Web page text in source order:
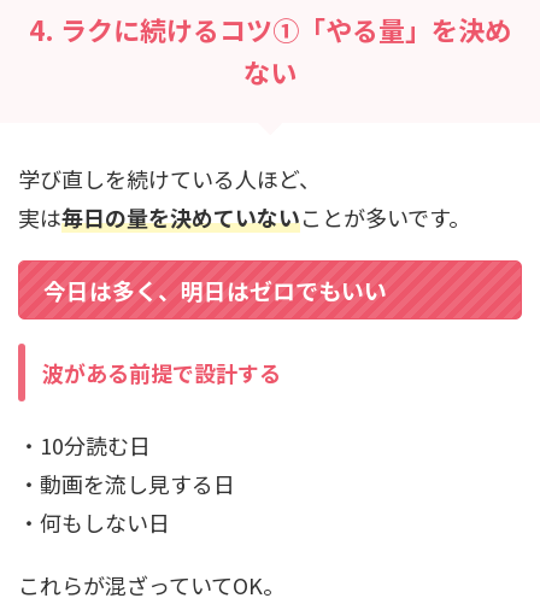
4. ラクに続けるコツ①「やる量」を決め
ない
学び直しを続けている人ほど、
実は毎日の量を決めていないことが多いです。
今日は多く、明日はゼロでもいい
波がある前提で設計する
・10分読む日
・動画を流し見する日
・何もしない日
これらが混ざっていてOK。